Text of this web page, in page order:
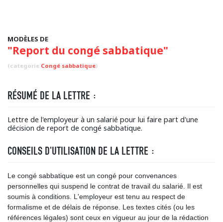
MODÈLES DE
"Report du congé sabbatique"
(categorie Congé sabbatique)
RÉSUMÉ DE LA LETTRE :
Lettre de l'employeur à un salarié pour lui faire part d'une
décision de report de congé sabbatique.
CONSEILS D'UTILISATION DE LA LETTRE :
Le congé sabbatique est un congé pour convenances
personnelles qui suspend le contrat de travail du salarié. Il est
soumis à conditions. L'employeur est tenu au respect de
formalisme et de délais de réponse. Les textes cités (ou les
références légales) sont ceux en vigueur au jour de la rédaction